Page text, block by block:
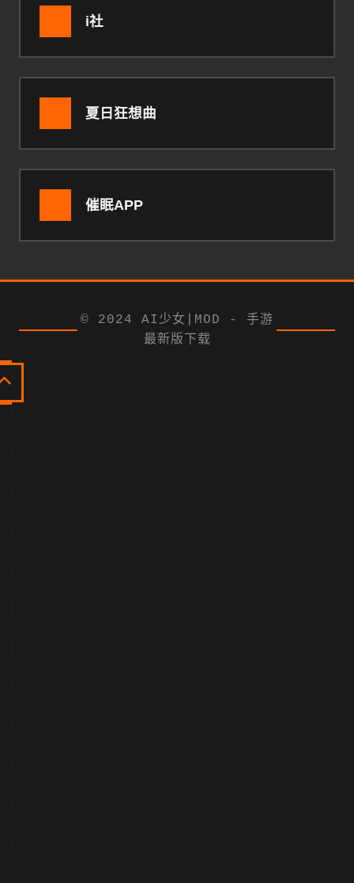
i社
夏日狂想曲
催眠APP
© 2024 AI少女|MOD - 手游
最新版下载